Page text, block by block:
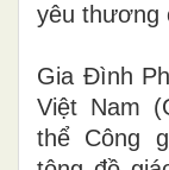
yêu thương
Gia Đình
Việt Nam
thể Công